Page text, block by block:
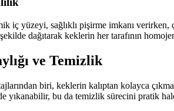
iç yüzeyi, sağlıklı pişirme imkanı
dağıtarak keklerin her tarafının
ve Temizlik
biri, keklerin kalıptan kolayca
yıkanabilir, bu da temizlik sürecini pratik